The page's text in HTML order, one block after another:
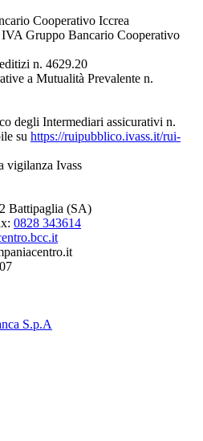
Cooperativo Iccrea
Gruppo Bancario Cooperativo
n. 4629.20
a Mutualità Prevalente n.
degli Intermediari assicurativi n.
su https://ruipubblico.ivass.it/rui-
vigilanza Ivass
Battipaglia (SA)
0828 343614
S.p.A